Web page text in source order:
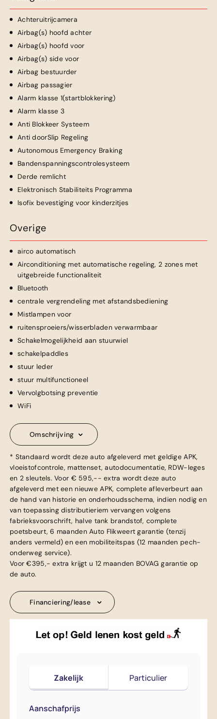
Achteruitrijcamera
Airbag(s) hoofd achter
Airbag(s) hoofd voor
Airbag(s) side voor
Airbag bestuurder
Airbag passagier
Alarm klasse 1(startblokkering)
Alarm klasse 3
Anti Blokkeer Systeem
Anti doorSlip Regeling
Autonomous Emergency Braking
Bandenspanningscontrolesysteem
Derde remlicht
Elektronisch Stabiliteits Programma
Isofix bevestiging voor kinderzitjes
Overige
airco automatisch
Airconditioning met automatische regeling, 2 zones met
uitgebreide functionaliteit
Bluetooth
centrale vergrendeling met afstandsbediening
Mistlampen voor
ruitensproeiers/wisserbladen verwarmbaar
Schakelmogelijkheid aan stuurwiel
schakelpaddles
stuur leder
stuur multifunctioneel
Vervolgbotsing preventie
WiFi
Omschrijving
* Standaard wordt deze auto afgeleverd met geldige APK,
vloeistofcontrole, mattenset, autodocumentatie, RDW-leges
en 2 sleutels. Voor € 595,-- extra wordt deze auto
afgeleverd met een nieuwe APK, complete afleverbeurt aan
de hand van historie en onderhoudsschema, indien nodig en
van toepassing distributieriem vervangen volgens
fabrieksvoorschrift, halve tank brandstof, complete
poetsbeurt, 6 maanden Auto Flikweert garantie (tenzij
anders vermeld) en een mobiliteitspas (12 maanden pech-
onderweg service).
Voor €395,- extra krijgt u 12 maanden BOVAG garantie op
de auto.
Financiering/lease